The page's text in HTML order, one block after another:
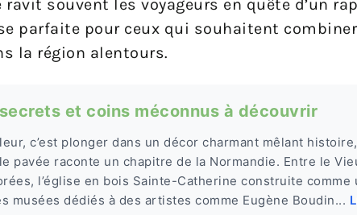
souvent les voyageurs en quête d’un
parfaite pour ceux qui souhaitent
la région alentours.
et coins méconnus à découvrir
c’est plonger dans un décor charmant mêlant
pavée raconte un chapitre de la Normandie. Entre le
l’église en bois Sainte-Catherine construite comme
musées dédiés à des artistes comme Eugène Boudin...